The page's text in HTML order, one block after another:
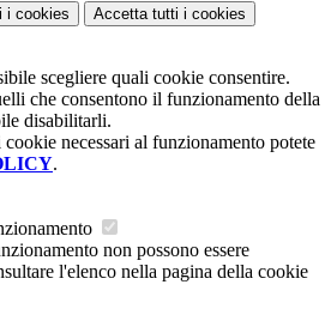
i cookies Accetta tutti i cookies
scegliere quali cookie consentire.
che consentono il funzionamento della
disabilitarli.
necessari al funzionamento potete
.
non possono essere
l'elenco nella pagina della cookie